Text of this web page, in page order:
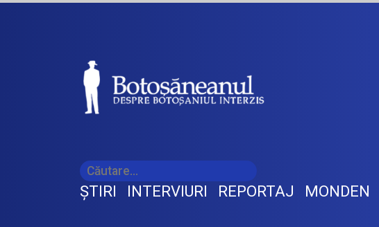
ŞTIRI INTERVIURI REPORTAJ MONDEN